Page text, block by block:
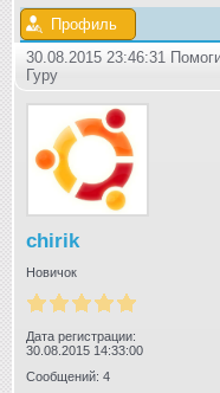
Профиль
30.08.2015 23:46:31
Гуру
chirik
Новичок
Дата регистрации:
30.08.2015 14:33:00
Сообщений: 4